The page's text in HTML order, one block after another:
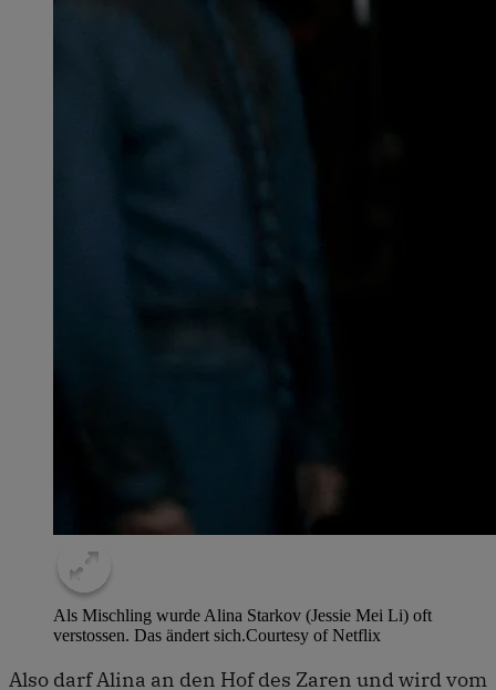
Als Mischling wurde Alina Starkov (Jessie Mei Li) oft
verstossen. Das ändert sich.Courtesy of Netflix
Also darf Alina an den Hof des Zaren und wird vom